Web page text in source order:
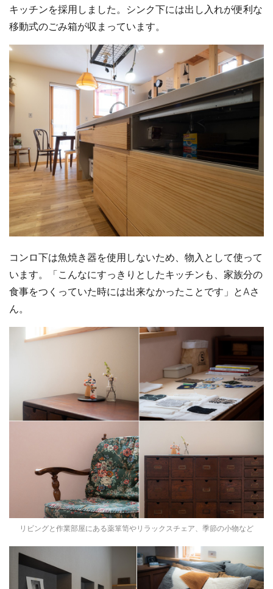
キッチンを採用しました。シンク下には出し入れが便利な
移動式のごみ箱が収まっています。
コンロ下は魚焼き器を使用しないため、物入として使って
います。「こんなにすっきりとしたキッチンも、家族分の
食事をつくっていた時には出来なかったことです」とAさ
ん。
リビングと作業部屋にある薬箪笥やリラックスチェア、季節の小物など